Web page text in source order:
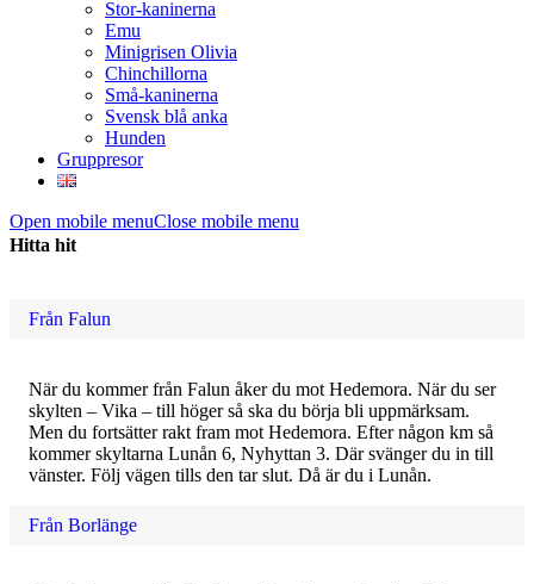
Stor-kaninerna
Emu
Minigrisen Olivia
Chinchillorna
Små-kaninerna
Svensk blå anka
Hunden
Gruppresor
Open mobile menuClose mobile menu
Hitta hit
Från Falun
När du kommer från Falun åker du mot Hedemora. När du ser
skylten – Vika – till höger så ska du börja bli uppmärksam.
Men du fortsätter rakt fram mot Hedemora. Efter någon km så
kommer skyltarna Lunån 6, Nyhyttan 3. Där svänger du in till
vänster. Följ vägen tills den tar slut. Då är du i Lunån.
Från Borlänge